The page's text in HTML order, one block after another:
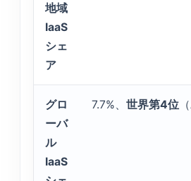
地域
IaaS
シェ
ア
グロ
ーバ
ル
IaaS
7.7%、世界第4位